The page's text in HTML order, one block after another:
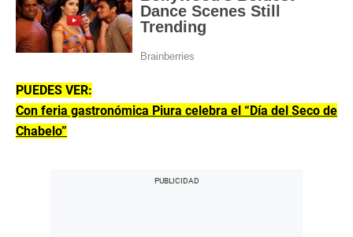
PUEDES VER:
Con feria gastronómica Piura celebra el “Día del Seco de
Chabelo”